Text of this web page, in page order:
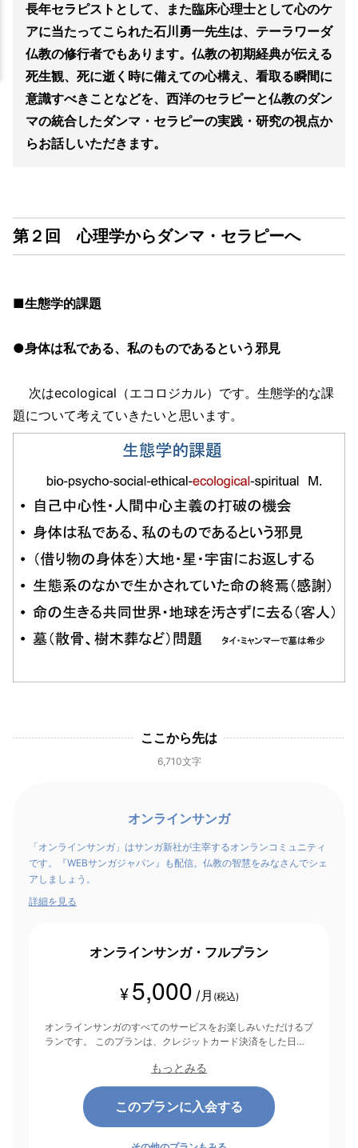
長年セラピストとして、また臨床心理士として心のケ
アに当たってこられた石川勇一先生は、テーラワーダ
仏教の修行者でもあります。仏教の初期経典が伝える
死生観、死に逝く時に備えての心構え、看取る瞬間に
意識すべきことなどを、西洋のセラピーと仏教のダン
マの統合したダンマ・セラピーの実践・研究の視点か
らお話しいただきます。
第２回 心理学からダンマ・セラピーへ
■生態学的課題
●身体は私である、私のものであるという邪見
次はecological（エコロジカル）です。生態学的な課
題について考えていきたいと思います。
ここから先は
6,710文字
オンラインサンガ
「オンラインサンガ」はサンガ新社が主宰するオンランコミュニティ
です。『WEBサンガジャパン』も配信。仏教の智慧をみなさんでシェ
アしましょう。
詳細を見る
オンラインサンガ・フルプラン
¥ 5,000 /月 (税込)
オンラインサンガのすべてのサービスをお楽しみいただけるプ
ランです。 このプランは、クレジットカード決済をした日を
もっとみる
このプランに入会する